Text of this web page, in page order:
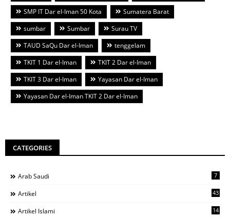
SMP IT Dar el-Iman 50 Kota
Sumatera Barat
sumbar
Sumbar
Surau TV
TAUD SaQu Dar el-Iman
tenggelam
TKIT 1 Dar el-Iman
TKIT 2 Dar el-Iman
TKIT 3 Dar el-Iman
Yayasan Dar el-Iman
Yayasan Dar el-Iman TKIT 2 Dar el-Iman
CATEGORIES
Arab Saudi 7
Artikel 43
Artikel Islami 14